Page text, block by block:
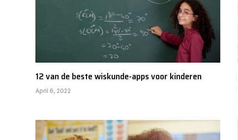
12 van de beste wiskunde-apps voor kinderen
April 6, 2022